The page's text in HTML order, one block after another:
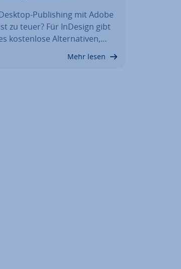
Pu­bli­shing mit Adobe
zu teuer? Für InDesign gibt
kos­ten­lo­se Al­ter­na­ti­ven,…
Mehr lesen